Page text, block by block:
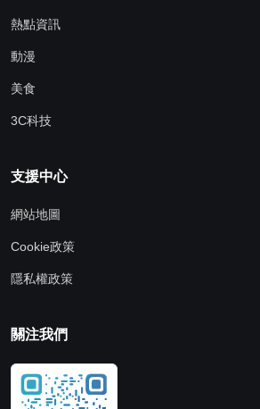
熱點資訊
動漫
美食
3C科技
支援中心
網站地圖
Cookie政策
隱私權政策
關注我們